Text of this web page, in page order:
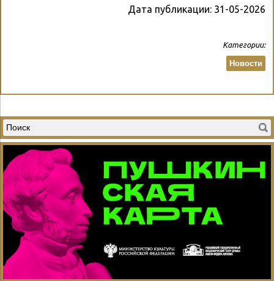
Дата публикации: 31-05-2026
Категории:
Новости